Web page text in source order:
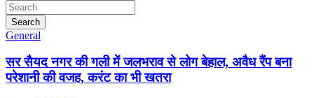
Search
General
सर सैयद नगर की गली में जलभराव से लोग बेहाल, अवैध रैंप बना
परेशानी की वजह, करंट का भी खतरा